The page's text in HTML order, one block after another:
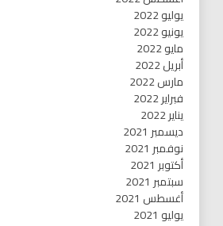
يوليو 2022
يونيو 2022
مايو 2022
أبريل 2022
مارس 2022
فبراير 2022
يناير 2022
ديسمبر 2021
نوفمبر 2021
أكتوبر 2021
سبتمبر 2021
أغسطس 2021
يوليو 2021